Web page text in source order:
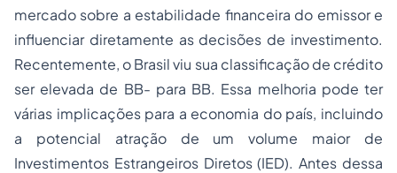
mercado sobre a estabilidade financeira do emissor e
influenciar diretamente as decisões de investimento.
Recentemente, o Brasil viu sua classificação de crédito
ser elevada de BB- para BB. Essa melhoria pode ter
várias implicações para a economia do país, incluindo
a potencial atração de um volume maior de
Investimentos Estrangeiros Diretos (IED). Antes dessa